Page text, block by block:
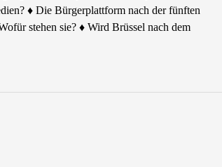
♦ Die Bürgerplattform nach der fünften
stehen sie? ♦ Wird Brüssel nach dem